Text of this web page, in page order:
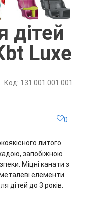
дітей
Luxe
Код: 131.001.001.001
0
литого
запобіжною
Міцні канати з
елементи
дітей до 3 років.